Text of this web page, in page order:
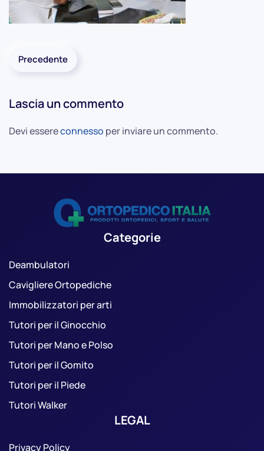
Precedente
Lascia un commento
Devi essereconnesso per inviare un commento.
Categorie
Deambulatori
Cavigliere Ortopediche
Immobilizzatori per arti
Tutori per il Ginocchio
Tutori per Mano e Polso
Tutori per il Gomito
Tutori per il Piede
Tutori Walker
LEGAL
Privacy Policy